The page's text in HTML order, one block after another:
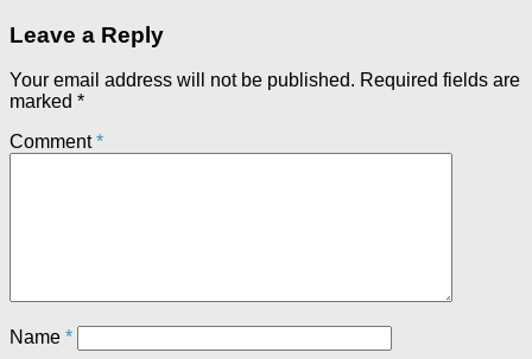
Leave a Reply
Your email address will not be published. Required fields are
marked *
Comment*
Name *